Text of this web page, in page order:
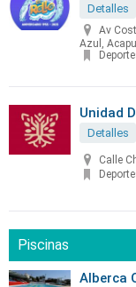
Detalles
Av
Azul,
Unidad
Detalles
Calle
Piscinas
Alberca